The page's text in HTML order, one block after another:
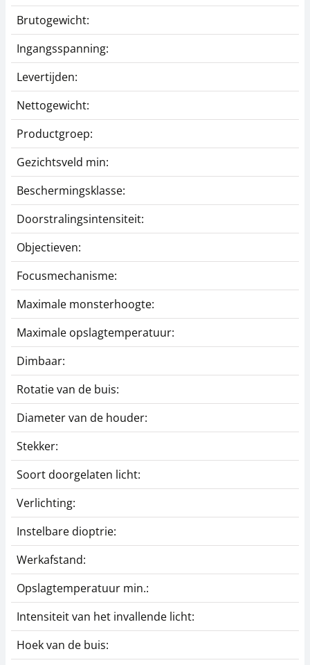
Brutogewicht:
Ingangsspanning:
Levertijden:
Nettogewicht:
Productgroep:
Gezichtsveld min:
Beschermingsklasse:
Doorstralingsintensiteit:
Objectieven:
Focusmechanisme:
Maximale monsterhoogte:
Maximale opslagtemperatuur:
Dimbaar:
Rotatie van de buis:
Diameter van de houder:
Stekker:
Soort doorgelaten licht:
Verlichting:
Instelbare dioptrie:
Werkafstand:
Opslagtemperatuur min.:
Intensiteit van het invallende licht:
Hoek van de buis: